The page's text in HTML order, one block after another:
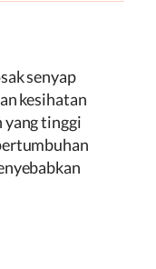
senyap
kesihatan
yang tinggi